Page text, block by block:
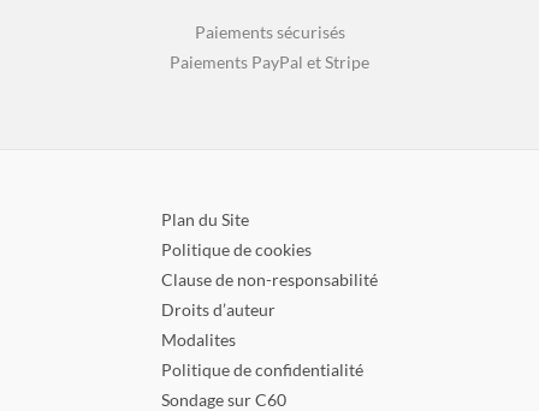
Paiements sécurisés
Paiements PayPal et Stripe
Plan du Site
Politique de cookies
Clause de non-responsabilité
Droits d’auteur
Modalites
Politique de confidentialité
Sondage sur C60